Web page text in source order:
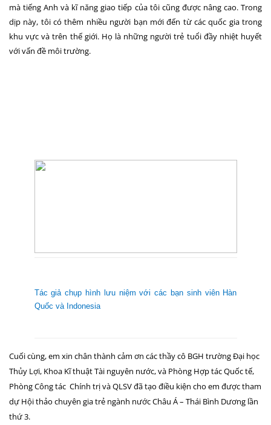
mà tiếng Anh và kĩ năng giao tiếp của tôi cũng được nâng cao. Trong
dịp này, tôi có thêm nhiều người bạn mới đến từ các quốc gia trong
khu vực và trên thế giới. Họ là những người trẻ tuổi đầy nhiệt huyết
với vấn đề môi trường.
Tác giả chụp hình lưu niệm với các bạn sinh viên Hàn
Quốc và Indonesia
Cuối cùng, em xin chân thành cảm ơn các thầy cô BGH trường Đại học
Thủy Lợi, Khoa Kĩ thuật Tài nguyên nước, và Phòng Hợp tác Quốc tế,
Phòng Công tác Chính trị và QLSV đã tạo điều kiện cho em được tham
dự Hội thảo chuyên gia trẻ ngành nước Châu Á – Thái Bình Dương lần
thứ 3.